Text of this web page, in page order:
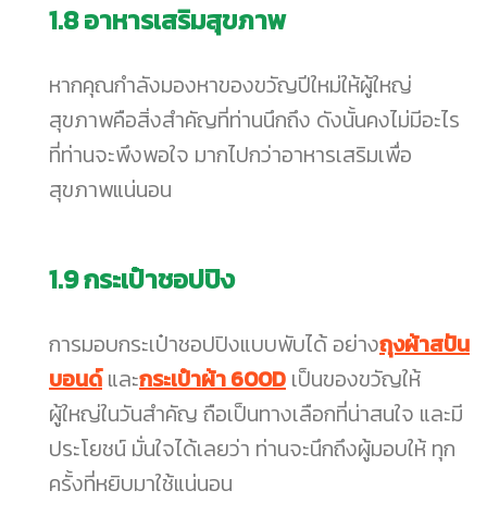
1.8อาหารเสริมสุขภาพ
หากคุณกำลังมองหาของขวัญปีใหม่ให้ผู้ใหญ่
สุขภาพคือสิ่งสำคัญที่ท่านนึกถึง ดังนั้นคงไม่มีอะไร
ที่ท่านจะพึงพอใจ มากไปกว่าอาหารเสริมเพื่อ
สุขภาพแน่นอน
1.9กระเป๋าชอปปิง
การมอบกระเป๋าชอปปิงแบบพับได้ อย่างถุงผ้าสปัน
บอนด์และกระเป๋าผ้า 600D เป็นของขวัญให้
ผู้ใหญ่ในวันสำคัญ ถือเป็นทางเลือกที่น่าสนใจ และมี
ประโยชน์ มั่นใจได้เลยว่า ท่านจะนึกถึงผู้มอบให้ ทุก
ครั้งที่หยิบมาใช้แน่นอน